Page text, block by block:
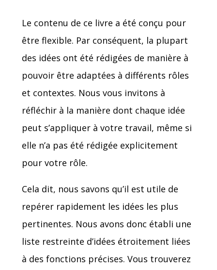
Le contenu de ce livre a été conçu pour
être flexible. Par conséquent, la plupart
des idées ont été rédigées de manière à
pouvoir être adaptées à différents rôles
et contextes. Nous vous invitons à
réfléchir à la manière dont chaque idée
peut s’appliquer à votre travail, même si
elle n’a pas été rédigée explicitement
pour votre rôle.
Cela dit, nous savons qu’il est utile de
repérer rapidement les idées les plus
pertinentes. Nous avons donc établi une
liste restreinte d’idées étroitement liées
à des fonctions précises. Vous trouverez